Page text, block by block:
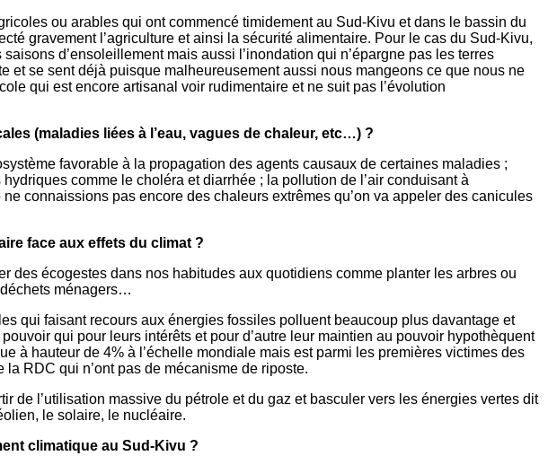
ou arables qui ont commencé timidement au Sud-Kivu et dans le bassin du
gravement l’agriculture et ainsi la sécurité alimentaire. Pour le cas du Sud-Kivu,
d’ensoleillement mais aussi l’inondation qui n’épargne pas les terres
et se sent déjà puisque malheureusement aussi nous mangeons ce que nous ne
qui est encore artisanal voir rudimentaire et ne suit pas l’évolution
(maladies liées à l’eau, vagues de chaleur, etc…) ?
favorable à la propagation des agents causaux de certaines maladies ;
comme le choléra et diarrhée ; la pollution de l’air conduisant à
connaissions pas encore des chaleurs extrêmes qu’on va appeler des canicules
face aux effets du climat ?
des écogestes dans nos habitudes aux quotidiens comme planter les arbres ou
ménagers…
qui faisant recours aux énergies fossiles polluent beaucoup plus davantage et
qui pour leurs intérêts et pour d’autre leur maintien au pouvoir hypothèquent
à hauteur de 4% à l’échelle mondiale mais est parmi les premières victimes des
RDC qui n’ont pas de mécanisme de riposte.
de l’utilisation massive du pétrole et du gaz et basculer vers les énergies vertes dit
le solaire, le nucléaire.
climatique au Sud-Kivu ?